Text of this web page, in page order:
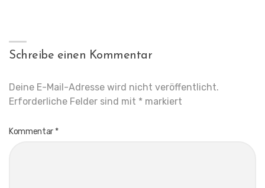
Schreibe einen Kommentar
Deine E-Mail-Adresse wird nicht veröffentlicht.
Erforderliche Felder sind mit * markiert
Kommentar *